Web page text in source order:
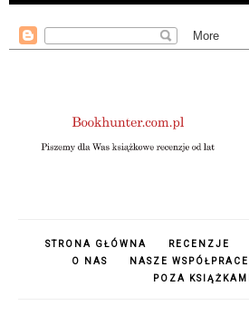
STRONA GŁÓWNA RECENZJE
O NAS
NASZE WSPÓŁPRACE
POZA KSIĄŻKAMI